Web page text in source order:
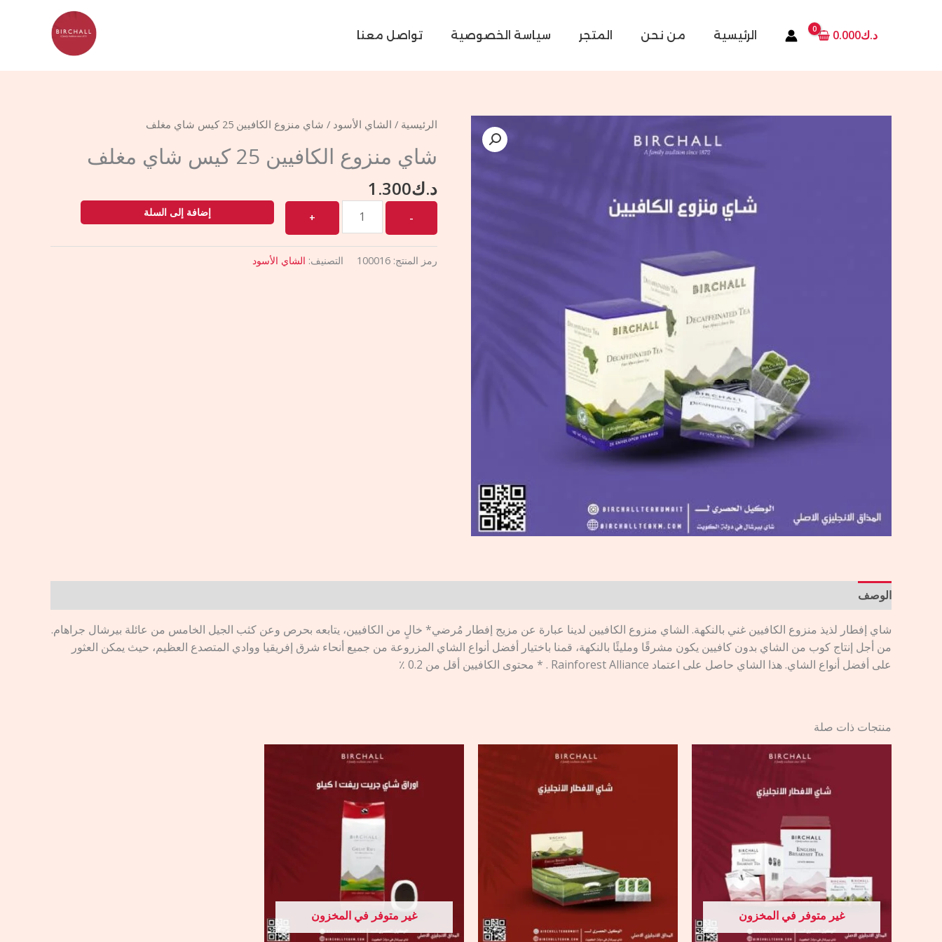
د.ك0.000 الرئيسية من نحن المتجر سياسة الخصوصية تواصل معنا
الرئيسية / الشاي الأسود / شاي منزوع الكافيين 25 كيس شاي مغلف
شاي منزوع الكافيين 25 كيس شاي مغلف
د.ك1.300
Quantity
إضافة إلى السلة
رمز المنتج: 100016 التصنيف: الشاي الأسود
الوصف
شاي إفطار لذيذ منزوع الكافيين غني بالنكهة. الشاي منزوع الكافيين لدينا عبارة عن مزيج إفطار مُرضي* خالٍ من الكافيين، يتابعه بحرص وعن كثب الجيل الخامس من عائلة بيرشال جراهام.
من أجل إنتاج كوب من الشاي بدون كافيين يكون مشرقًا ومليئًا بالنكهة، قمنا باختيار أفضل أنواع الشاي المزروعة من جميع أنحاء شرق إفريقيا ووادي المتصدع العظيم، حيث يمكن العثور
على أفضل أنواع الشاي. هذا الشاي حاصل على اعتماد Rainforest Alliance . * محتوى الكافيين أقل من 0.2 ٪
منتجات ذات صلة
غير متوفر في المخزون غير متوفر في المخزون